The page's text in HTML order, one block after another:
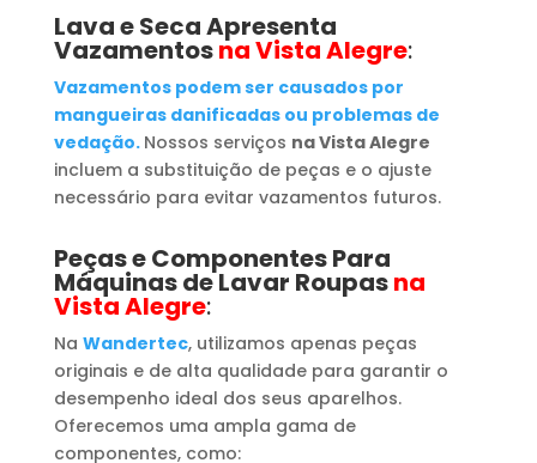
Lava e Seca Apresenta
Vazamentosna Vista Alegre:
Vazamentos podem ser causados por
mangueiras danificadas ou problemas de
vedação. Nossos serviços na Vista Alegre
incluem a substituição de peças e o ajuste
necessário para evitar vazamentos futuros.
Peças e Componentes Para
Máquinas de Lavar Roupasna
Vista Alegre:
Na Wandertec, utilizamos apenas peças
originais e de alta qualidade para garantir o
desempenho ideal dos seus aparelhos.
Oferecemos uma ampla gama de
componentes, como: